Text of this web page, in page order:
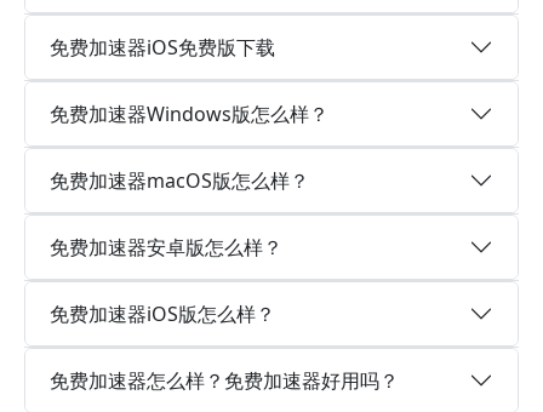
免费加速器iOS免费版下载
免费加速器Windows版怎么样？
免费加速器macOS版怎么样？
免费加速器安卓版怎么样？
免费加速器iOS版怎么样？
免费加速器怎么样？免费加速器好用吗？